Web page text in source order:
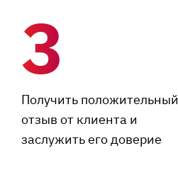
3
Получить положительный
отзыв от клиента и
заслужить его доверие